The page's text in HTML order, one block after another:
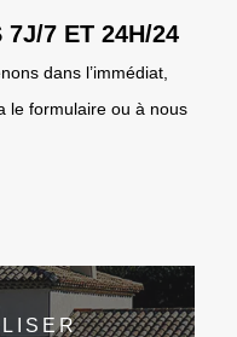
7J/7 ET 24H/24
dans l’immédiat,
le formulaire ou à nous